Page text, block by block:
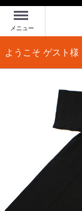
Menu
メニュー
ようこそ ゲスト様